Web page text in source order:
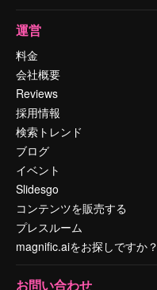
運営
料金
会社概要
Reviews
採用情報
検索トレンド
ブログ
イベント
Slidesgo
コンテンツを販売する
プレスルーム
magnific.aiをお探しですか？
お問い合わせ